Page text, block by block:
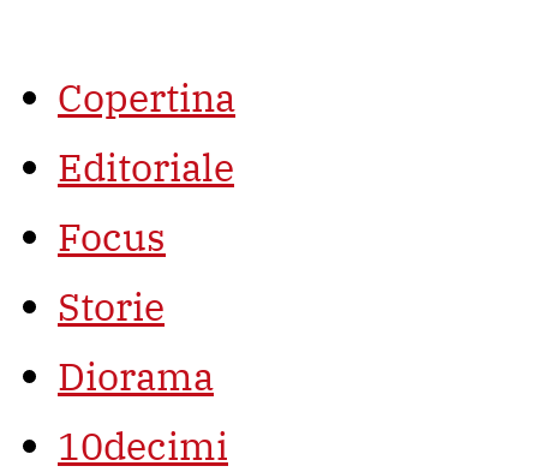
Copertina
Editoriale
Focus
Storie
Diorama
10decimi